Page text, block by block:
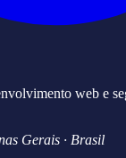
web e
Gerais · Brasil